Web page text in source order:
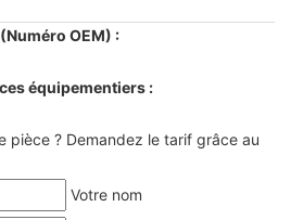
OEM) :
équipementiers :
pièce ? Demandez le tarif grâce au
Votre nom